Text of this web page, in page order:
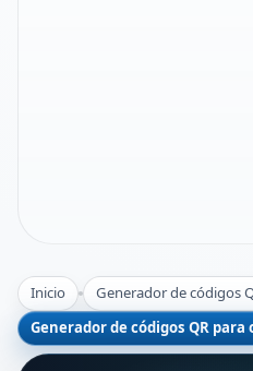
Inicio
Generador de códigos
Generador de códigos QR para